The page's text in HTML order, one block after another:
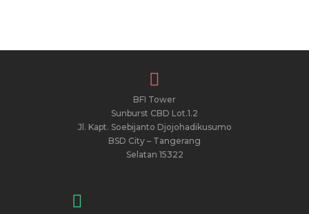
BFI Tower
Sunburst CBD Lot.1.2
Jl. Kapt. Soebijanto Djojohadikusumo
BSD City – Tangerang
Selatan 15322